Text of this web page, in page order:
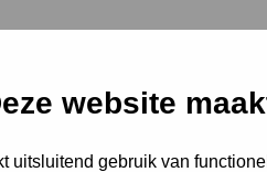
website
uitsluitend gebruik van
Abdelkader